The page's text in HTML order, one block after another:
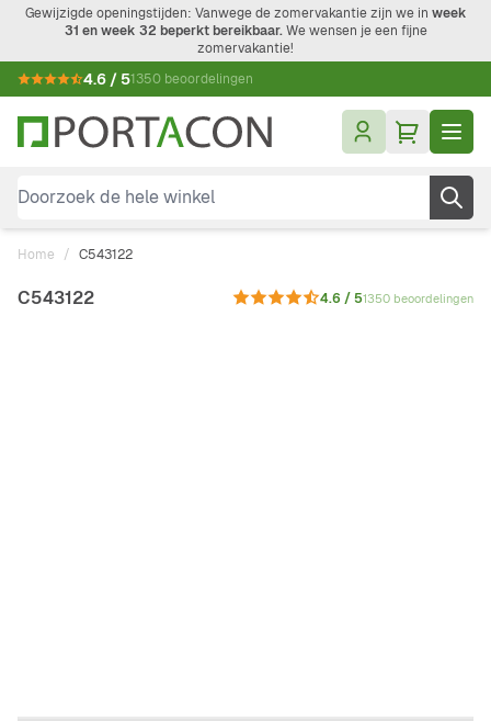
Ga naar de inhoud
Gewijzigde openingstijden: Vanwege de zomervakantie zijn we in week
31 en week 32 beperkt bereikbaar.We wensen je een fijne
zomervakantie!
4.6 / 51350 beoordelingen
Doorzoek de hele winkel
Home / C543122
C543122 4.6 / 51350 beoordelingen